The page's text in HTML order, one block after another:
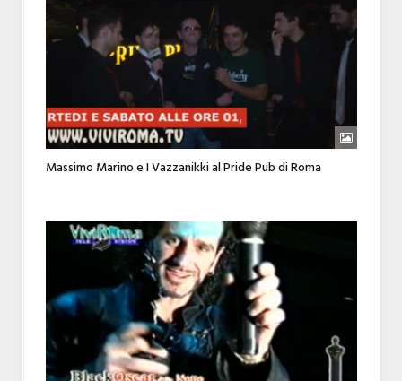
Massimo Marino e I Vazzanikki al Pride Pub di Roma